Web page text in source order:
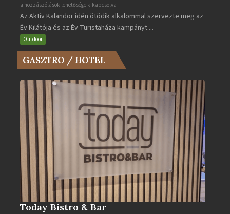
Az
Év
Kilátója
és
az
Év
bejegyzéshez
a hozzászólások lehetősége kikapcsolva
Az Aktív Kalandor idén ötödik alkalommal szervezte meg az
Év Kilátója és az Év Turistaháza kampányt....
Outdoor
GASZTRO / HOTEL
Today Bistro & Bar